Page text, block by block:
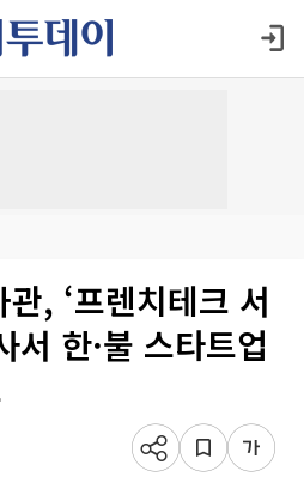
, ‘프렌치테크 서
서 한·불 스타트업